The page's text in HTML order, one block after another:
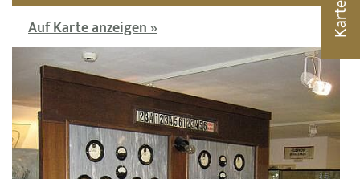
Auf Karte anzeigen » Karte